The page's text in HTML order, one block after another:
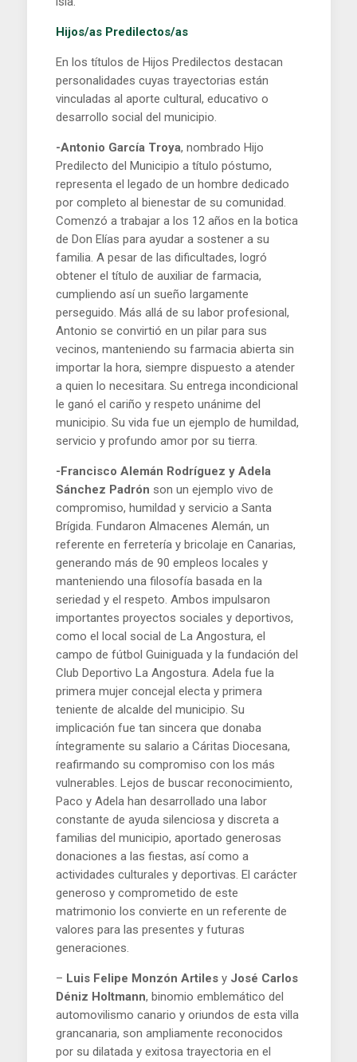
Hijos/as Predilectos/as
En los títulos de Hijos Predilectos destacan
personalidades cuyas trayectorias están
vinculadas al aporte cultural, educativo o
desarrollo social del municipio.
-Antonio García Troya, nombrado Hijo
Predilecto del Municipio a título póstumo,
representa el legado de un hombre dedicado
por completo al bienestar de su comunidad.
Comenzó a trabajar a los 12 años en la botica
de Don Elías para ayudar a sostener a su
familia. A pesar de las dificultades, logró
obtener el título de auxiliar de farmacia,
cumpliendo así un sueño largamente
perseguido. Más allá de su labor profesional,
Antonio se convirtió en un pilar para sus
vecinos, manteniendo su farmacia abierta sin
importar la hora, siempre dispuesto a atender
a quien lo necesitara. Su entrega incondicional
le ganó el cariño y respeto unánime del
municipio. Su vida fue un ejemplo de humildad,
servicio y profundo amor por su tierra.
-Francisco Alemán Rodríguez y Adela
Sánchez Padrón son un ejemplo vivo de
compromiso, humildad y servicio a Santa
Brígida. Fundaron Almacenes Alemán, un
referente en ferretería y bricolaje en Canarias,
generando más de 90 empleos locales y
manteniendo una filosofía basada en la
seriedad y el respeto. Ambos impulsaron
importantes proyectos sociales y deportivos,
como el local social de La Angostura, el
campo de fútbol Guiniguada y la fundación del
Club Deportivo La Angostura. Adela fue la
primera mujer concejal electa y primera
teniente de alcalde del municipio. Su
implicación fue tan sincera que donaba
íntegramente su salario a Cáritas Diocesana,
reafirmando su compromiso con los más
vulnerables. Lejos de buscar reconocimiento,
Paco y Adela han desarrollado una labor
constante de ayuda silenciosa y discreta a
familias del municipio, aportado generosas
donaciones a las fiestas, así como a
actividades culturales y deportivas. El carácter
generoso y comprometido de este
matrimonio los convierte en un referente de
valores para las presentes y futuras
generaciones.
– Luis Felipe Monzón Artiles y José Carlos
Déniz Holtmann, binomio emblemático del
automovilismo canario y oriundos de esta villa
grancanaria, son ampliamente reconocidos
por su dilatada y exitosa trayectoria en el